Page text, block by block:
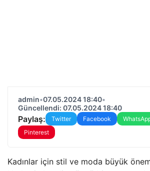
admin•07.05.2024 18:40•
Güncellendi: 07.05.2024 18:40
Paylaş: Twitter Facebook
Pinterest
Kadınlar için stil ve moda büyük